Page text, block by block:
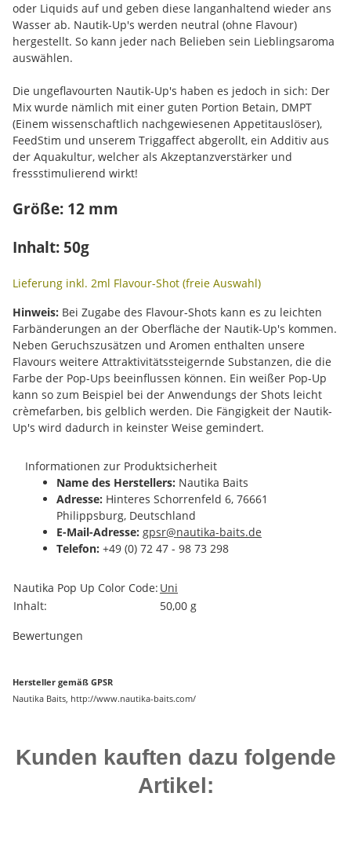
oder Liquids auf und geben diese langanhaltend wieder ans
Wasser ab. Nautik-Up's werden neutral (ohne Flavour)
hergestellt. So kann jeder nach Belieben sein Lieblingsaroma
auswählen.
Die ungeflavourten Nautik-Up's haben es jedoch in sich: Der
Mix wurde nämlich mit einer guten Portion Betain, DMPT
(Einem wissenschaftlich nachgewiesenen Appetitauslöser),
FeedStim und unserem Triggaffect abgerollt, ein Additiv aus
der Aquakultur, welcher als Akzeptanzverstärker und
fressstimulierend wirkt!
Größe: 12 mm
Inhalt: 50g
Lieferung inkl. 2ml Flavour-Shot (freie Auswahl)
Hinweis: Bei Zugabe des Flavour-Shots kann es zu leichten
Farbänderungen an der Oberfläche der Nautik-Up's kommen.
Neben Geruchszusätzen und Aromen enthalten unsere
Flavours weitere Attraktivitätssteigernde Substanzen, die die
Farbe der Pop-Ups beeinflussen können. Ein weißer Pop-Up
kann so zum Beispiel bei der Anwendungs der Shots leicht
crèmefarben, bis gelblich werden. Die Fängigkeit der Nautik-
Up's wird dadurch in keinster Weise gemindert.
Informationen zur Produktsicherheit
Name des Herstellers: Nautika Baits
Adresse: Hinteres Schorrenfeld 6, 76661
Philippsburg, Deutschland
E-Mail-Adresse: gpsr@nautika-baits.de
Telefon: +49 (0) 72 47 - 98 73 298
Produkteigenschaft
Wert
Nautika Pop Up Color Code: Uni
Inhalt:
50,00 g
Bewertungen
Hersteller gemäß GPSR
Nautika Baits, http://www.nautika-baits.com/
Kunden kauften dazu folgende
Artikel: